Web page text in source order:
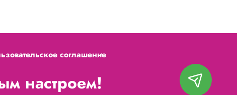
соглашение
настроем!